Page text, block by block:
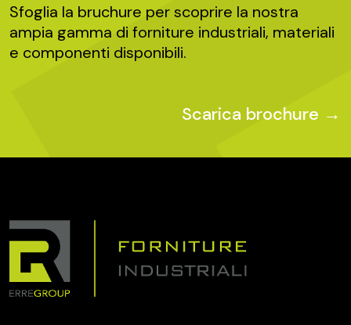
Sfoglia la bruchure per scoprire la nostra
ampia gamma di forniture industriali, materiali
e componenti disponibili.
Scarica brochure →